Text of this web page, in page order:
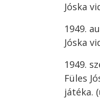
Jóska
1949.
Jóska
1949.
Füles
játéka.